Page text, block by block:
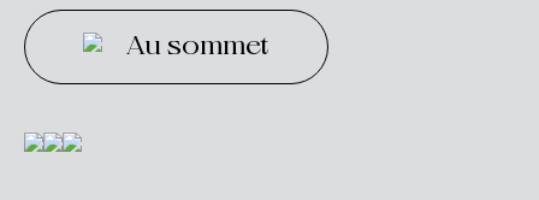
Contacter
Au sommet